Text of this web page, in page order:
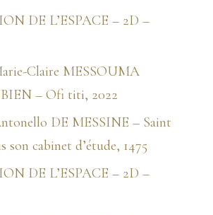
DE L’ESPACE – 2D –
Claire MESSOUMA
– Ofi titi, 2022
DE MESSINE – Saint
son cabinet d’étude, 1475
DE L’ESPACE – 2D –